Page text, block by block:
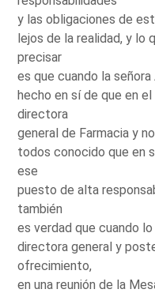
y las obligaciones de
lejos de la realidad, y lo
precisar
es que cuando la
hecho en sí de que en
directora
general de Farmacia y
todos conocido que en
ese
puesto de alta
también
es verdad que cuando
directora general y
ofrecimiento,
en una reunión de la